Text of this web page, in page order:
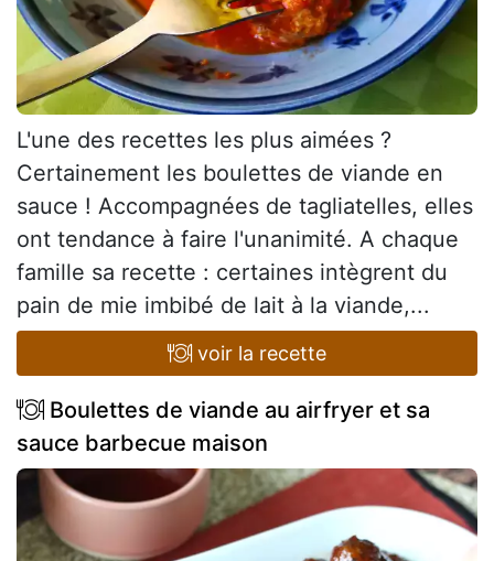
L'une des recettes les plus aimées ?
Certainement les boulettes de viande en
sauce ! Accompagnées de tagliatelles, elles
ont tendance à faire l'unanimité. A chaque
famille sa recette : certaines intègrent du
pain de mie imbibé de lait à la viande,...
voir la recette
Boulettes de viande au airfryer et sa
sauce barbecue maison